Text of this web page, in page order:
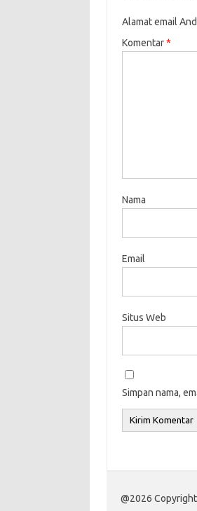
Alamat email
Komentar*
Nama
Email
Situs Web
Simpan nama,
@2026